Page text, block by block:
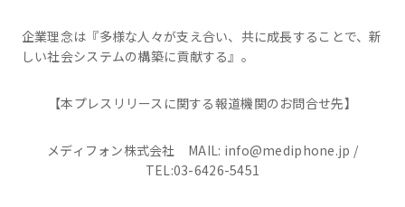
企業理念は『多様な人々が支え合い、共に成長することで、新
しい社会システムの構築に貢献する』。
【本プレスリリースに関する報道機関のお問合せ先】
メディフォン株式会社 MAIL: info@mediphone.jp /
TEL:03-6426-5451